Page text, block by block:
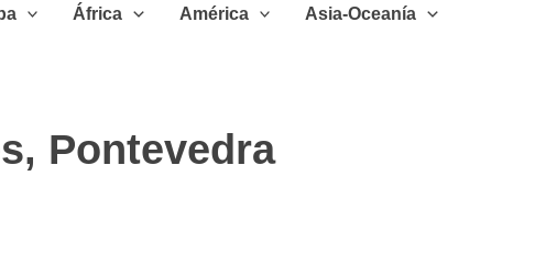
África América Asia-Oceanía
Pontevedra